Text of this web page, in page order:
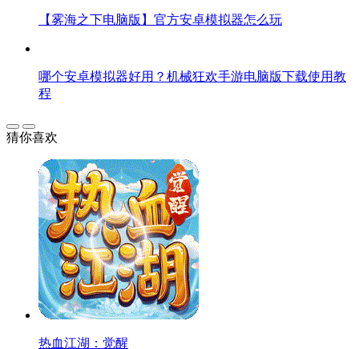
【雾海之下电脑版】官方安卓模拟器怎么玩
哪个安卓模拟器好用？机械狂欢手游电脑版下载使用教
程
猜你喜欢
热血江湖：觉醒